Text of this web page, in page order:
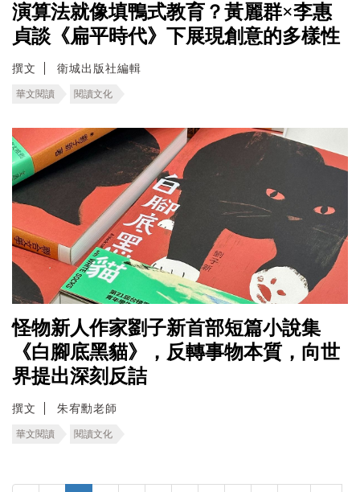
演算法就像填鴨式教育？黃麗群×李惠
貞談《扁平時代》下展現創意的多樣性
撰文 衛城出版社編輯
華文閱讀 閱讀文化
怪物新人作家劉子新首部短篇小說集
《白腳底黑貓》，反轉事物本質，向世
界提出深刻反詰
撰文 朱宥勳老師
華文閱讀 閱讀文化